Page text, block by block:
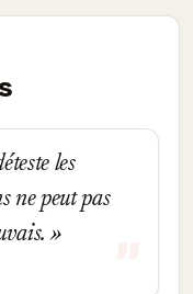
les
ne peut pas